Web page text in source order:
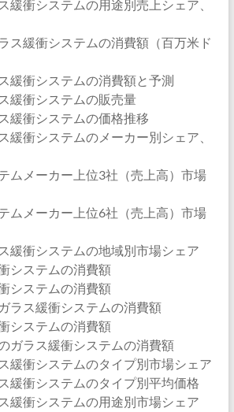
緩衝システムの用途別売上シェア、
ス緩衝システムの消費額（百万米ド
緩衝システムの消費額と予測
緩衝システムの販売量
緩衝システムの価格推移
緩衝システムのメーカー別シェア、
ムメーカー上位3社（売上高）市場
ムメーカー上位6社（売上高）市場
緩衝システムの地域別市場シェア
システムの消費額
システムの消費額
ラス緩衝システムの消費額
システムの消費額
ガラス緩衝システムの消費額
緩衝システムのタイプ別市場シェア
緩衝システムのタイプ別平均価格
緩衝システムの用途別市場シェア